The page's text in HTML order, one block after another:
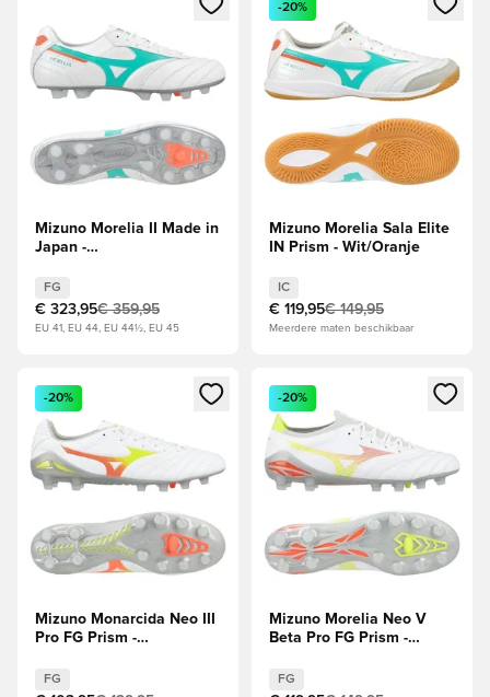
Mizuno Morelia II Made in
Japan -
FG
€ 323,95€ 359,95
EU 41, EU 44, EU 44½, EU 45
-20%
Mizuno Morelia Sala Elite
IN Prism - Wit/Oranje
IC
€ 119,95€ 149,95
Meerdere maten beschikbaar
Opent een venster om in te loggen of je aan te melden als
-20%
Mizuno Monarcida Neo III
Pro FG Prism -
FG
Opent een venster om in te
-20%
Mizuno Morelia Neo V
Beta Pro FG Prism -
FG